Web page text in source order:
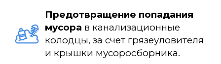
Предотвращение попадания
мусора в канализационные
колодцы, за счет грязеуловителя
и крышки мусоросборника.